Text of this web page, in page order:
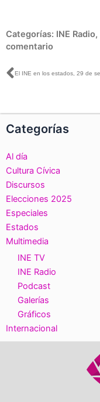
Categorías: INE Radio,
comentario
Ant
Categorías
Al día
Cultura Cívica
Discursos
Elecciones 2025
Especiales
Estados
Multimedia
INE TV
INE Radio
Podcast
Galerías
Gráficos
Internacional